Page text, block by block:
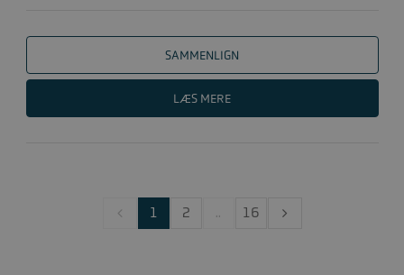
SAMMENLIGN
LÆS MERE
1 2 .. 16